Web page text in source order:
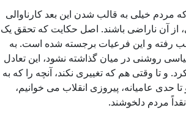
که مردم خیلی به قالب شدن این بعد کارناوالی
از آن ناراضی باشند. اصل حکایت که تحقق یک
و این فرعیات برجسته شده است. به
روشنی در میان گذاشته نشود، این تعادل
و تا وقتی هم که تغییری نکند، آنچه را که به
حدی عامیانه، پیروزی انقلاب می خوانیم،
مردم دلخوشند.